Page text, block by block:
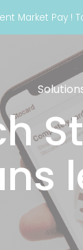
Market Pay !